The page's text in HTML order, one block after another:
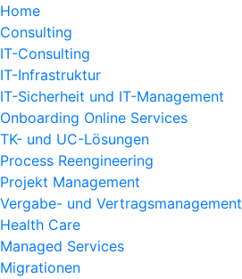
Home
Consulting
IT-Consulting
IT-Infrastruktur
IT-Sicherheit und IT-Management
Onboarding Online Services
TK- und UC-Lösungen
Process Reengineering
Projekt Management
Vergabe- und Vertragsmanagement
Health Care
Managed Services
Migrationen